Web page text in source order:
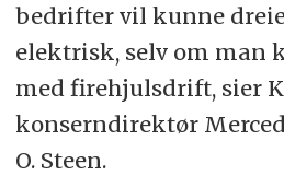
bedrifter vil kunne
elektrisk, selv om man
med firehjulsdrift, sier
konserndirektør
O. Steen.